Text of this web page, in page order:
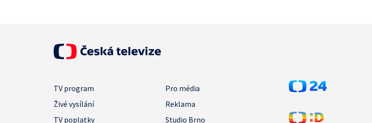
TV program
Pro média
Živé vysílání
Reklama
TV poplatky
Studio Brno